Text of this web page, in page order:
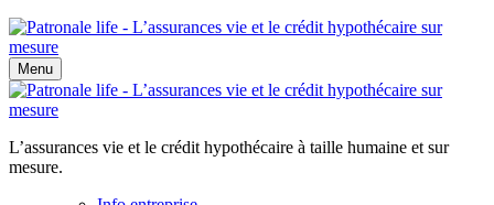
Menu
L’assurances vie et le crédit hypothécaire à taille humaine et sur
mesure.